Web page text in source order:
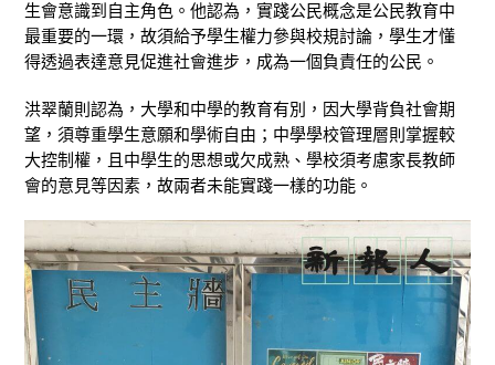
生會意識到自主角色。他認為，實踐公民概念是公民教育中
最重要的一環，故須給予學生權力參與校規討論，學生才懂
得透過表達意見促進社會進步，成為一個負責任的公民。
洪翠蘭則認為，大學和中學的教育有別，因大學背負社會期
望，須尊重學生意願和學術自由；中學學校管理層則掌握較
大控制權，且中學生的思想或欠成熟、學校須考慮家長教師
會的意見等因素，故兩者未能實踐一樣的功能。